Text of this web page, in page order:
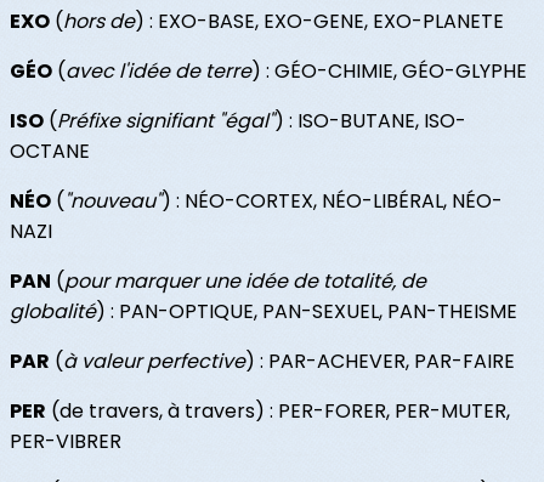
EXO (hors de) : EXO-BASE, EXO-GENE, EXO-PLANETE
GÉO (avec l'idée de terre) : GÉO-CHIMIE, GÉO-GLYPHE
ISO (Préfixe signifiant "égal") : ISO-BUTANE, ISO-
OCTANE
NÉO ("nouveau") : NÉO-CORTEX, NÉO-LIBÉRAL, NÉO-
NAZI
PAN (pour marquer une idée de totalité, de
globalité) : PAN-OPTIQUE, PAN-SEXUEL, PAN-THEISME
PAR (à valeur perfective) : PAR-ACHEVER, PAR-FAIRE
PER (de travers, à travers) : PER-FORER, PER-MUTER,
PER-VIBRER